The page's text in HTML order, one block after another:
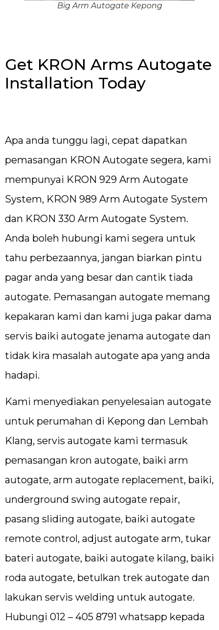
Big Arm Autogate Kepong
Get KRON Arms Autogate
Installation Today
Apa anda tunggu lagi, cepat dapatkan
pemasangan KRON Autogate segera, kami
mempunyai KRON 929 Arm Autogate
System, KRON 989 Arm Autogate System
dan KRON 330 Arm Autogate System.
Anda boleh hubungi kami segera untuk
tahu perbezaannya, jangan biarkan pintu
pagar anda yang besar dan cantik tiada
autogate. Pemasangan autogate memang
kepakaran kami dan kami juga pakar dama
servis baiki autogate jenama autogate dan
tidak kira masalah autogate apa yang anda
hadapi.
Kami menyediakan penyelesaian autogate
untuk perumahan di Kepong dan Lembah
Klang, servis autogate kami termasuk
pemasangan kron autogate, baiki arm
autogate, arm autogate replacement, baiki,
underground swing autogate repair,
pasang sliding autogate, baiki autogate
remote control, adjust autogate arm, tukar
bateri autogate, baiki autogate kilang, baiki
roda autogate, betulkan trek autogate dan
lakukan servis welding untuk autogate.
Hubungi 012 – 405 8791 whatsapp kepada